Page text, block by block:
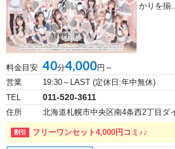
かりを揃…
料金目安 40分4,000円～
営業
19:30～LAST (定休日:年中無休)
TEL
011-520-3611
住所
フリーワンセット4,000円コミ♪♪